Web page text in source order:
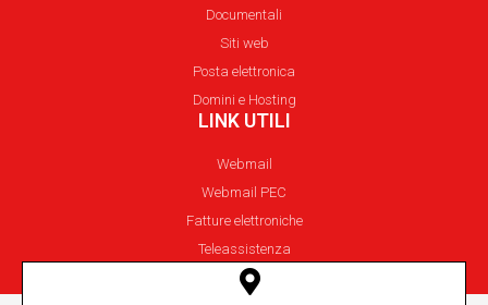
Documentali
Siti web
Posta elettronica
Domini e Hosting
LINK UTILI
Webmail
Webmail PEC
Fatture elettroniche
Teleassistenza